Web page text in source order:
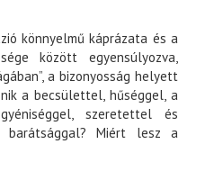
könnyelmű káprázata és a
között egyensúlyozva,
a bizonyosság helyett
a becsülettel, hűséggel, a
szeretettel és
Miért lesz a